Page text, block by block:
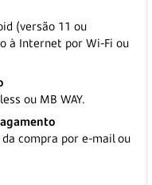
(versão 11 ou
à Internet por Wi-Fi ou
ou MB WAY.
compra por e-mail ou